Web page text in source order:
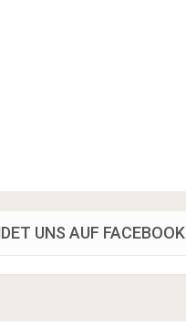
UNS AUF FACEBOOK